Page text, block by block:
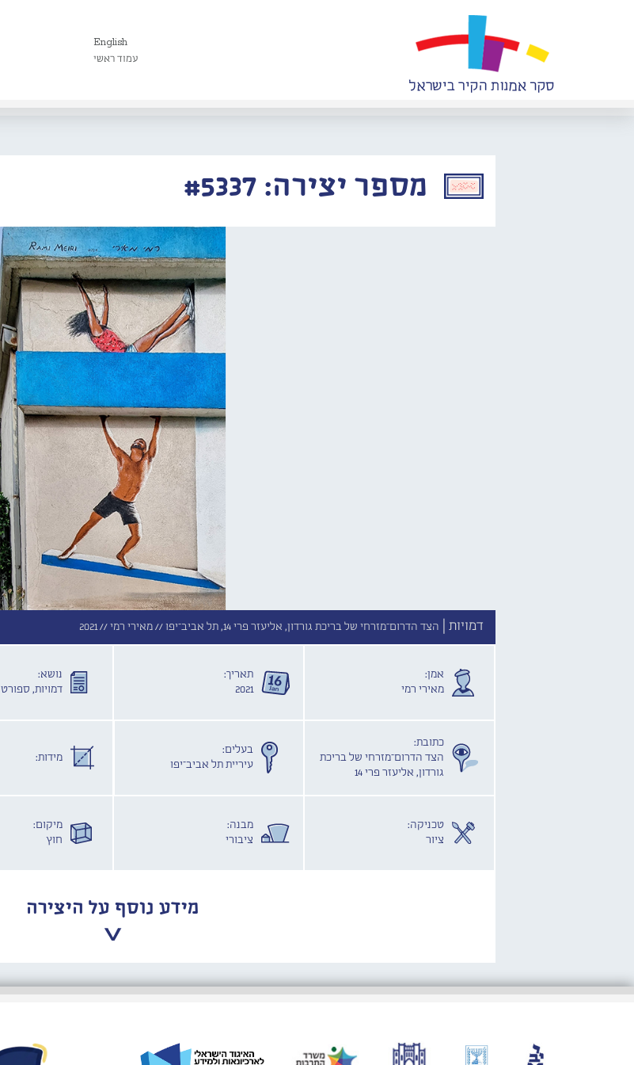
English
עמוד ראשי
מספר יצירה: #5337
דמויות | הצד הדרום־מזרחי של בריכת גורדון, אליעזר פרי 14, תל אביב־יפו // מאירי רמי //2021
אמן:
מאירי רמי
תאריך:
2021
נושא:
דמויות, ספורט
כתובת:
הצד הדרום־מזרחי של בריכת
גורדון, אליעזר פרי 14
בעלים:
עיריית תל אביב־יפו
מידות:
טכניקה:
ציור
מבנה:
ציבורי
מיקום:
חוץ
מידע נוסף על היצירה